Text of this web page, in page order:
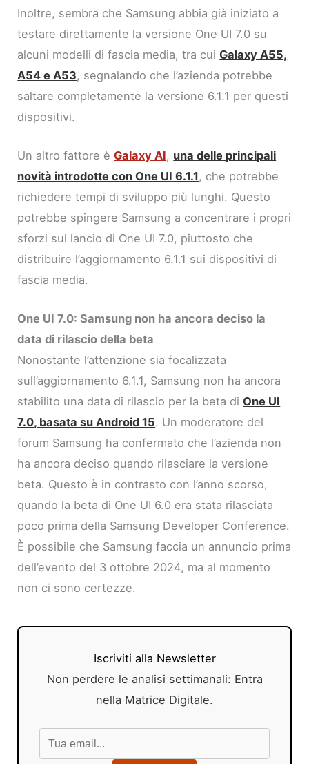
Inoltre, sembra che Samsung abbia già iniziato a
testare direttamente la versione One UI 7.0 su
alcuni modelli di fascia media, tra cuiGalaxy A55,
A54 e A53, segnalando che l’azienda potrebbe
saltare completamente la versione 6.1.1 per questi
dispositivi.
Un altro fattore èGalaxy AI, una delle principali
novità introdotte con One UI 6.1.1, che potrebbe
richiedere tempi di sviluppo più lunghi. Questo
potrebbe spingere Samsung a concentrare i propri
sforzi sul lancio di One UI 7.0, piuttosto che
distribuire l’aggiornamento 6.1.1 sui dispositivi di
fascia media.
One UI 7.0: Samsung non ha ancora deciso la
data di rilascio della beta
Nonostante l’attenzione sia focalizzata
sull’aggiornamento 6.1.1, Samsung non ha ancora
stabilito una data di rilascio per la beta di One UI
7.0, basata su Android 15. Un moderatore del
forum Samsung ha confermato che l’azienda non
ha ancora deciso quando rilasciare la versione
beta. Questo è in contrasto con l’anno scorso,
quando la beta di One UI 6.0 era stata rilasciata
poco prima della Samsung Developer Conference.
È possibile che Samsung faccia un annuncio prima
dell’evento del 3 ottobre 2024, ma al momento
non ci sono certezze.
Iscriviti alla Newsletter
Non perdere le analisi settimanali: Entra
nella Matrice Digitale.